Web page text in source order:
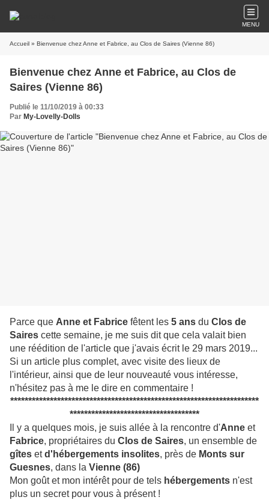
MENU
Accueil » Bienvenue chez Anne et Fabrice, au Clos de Saires (Vienne 86)
Bienvenue chez Anne et Fabrice, au Clos de
Saires (Vienne 86)
Publié le 11/10/2019 à 00:33
Par My-Lovelly-Dolls
Parce que Anne et Fabrice fêtent les 5 ans du Clos de
Saires cette semaine, je me suis dit que cela valait bien
une réédition de l'article que j'avais écrit le 29 mars 2019...
Si un article plus complet, avec visite des lieux de
l'intérieur, ainsi que de leur nouveauté vous intéresse,
n'hésitez pas à me le dire en commentaire !
*********************************************************************
************************************
Il y a quelques mois, je suis allée à la rencontre d'Anne et
Fabrice, propriétaires du Clos de Saires, un ensemble de
gîtes etd'hébergements insolites, près de Monts sur
Guesnes, dans la Vienne (86)
Mon goût et mon intérêt pour de tels hébergements n'est
plus un secret pour vous à présent !